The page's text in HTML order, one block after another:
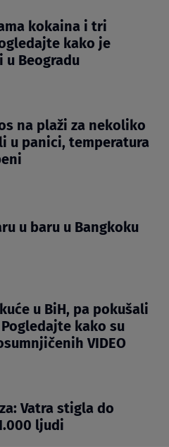
kokaina i tri
kako je
u Beogradu
na plaži za nekoliko
u panici, temperatura
u baru u Bangkoku
u BiH, pa pokušali
kako su
VIDEO
Vatra stigla do
ljudi